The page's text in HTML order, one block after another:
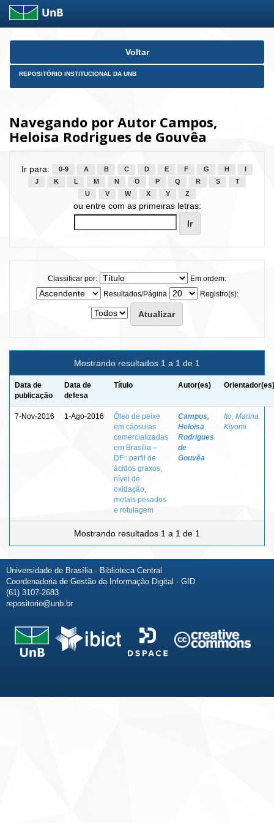
Skip
Voltar
REPOSITÓRIO INSTITUCIONAL DA UNB
Navegando por Autor Campos,
Heloisa Rodrigues de Gouvêa
Ir para: 0-9 A B C D E F G H
J
K L M N O P Q R S
T
U
V W X Y Z
ou entre com as primeiras letras:
Classificar por:
Em ordem:
Resultados/Página
Registro(s):
Mostrando resultados 1 a 1 de 1
Data de
publicação
Data de
defesa
Título Autor(es) Orientador(es)
7-Nov-2016 1-Ago-2016
Óleo de peixe
em cápsulas
comercializadas
em Brasília –
DF : perfil de
ácidos graxos,
nível de
oxidação,
metais pesados
e rotulagem
Campos,
Heloisa
Rodrigues
de
Gouvêa
Ito, Marina
Kiyomi
Mostrando resultados 1 a 1 de 1
Universidade de Brasília - Biblioteca Central
Coordenadoria de Gestão da Informação Digital - GID
(61) 3107-2683
repositorio@unb.br